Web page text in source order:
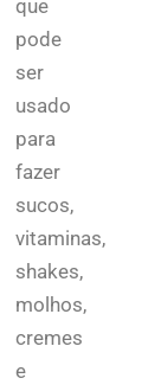
que
pode
ser
usado
para
fazer
sucos,
vitaminas,
shakes,
molhos,
cremes
e